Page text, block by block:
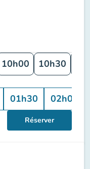
10h00 10h30
01h30 02h00
Réserver